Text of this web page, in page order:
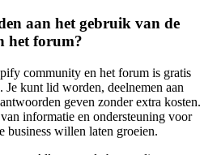
aan het gebruik van de
het forum?
community en het forum is gratis
kunt lid worden, deelnemen aan
geven zonder extra kosten.
informatie en ondersteuning voor
willen laten groeien.